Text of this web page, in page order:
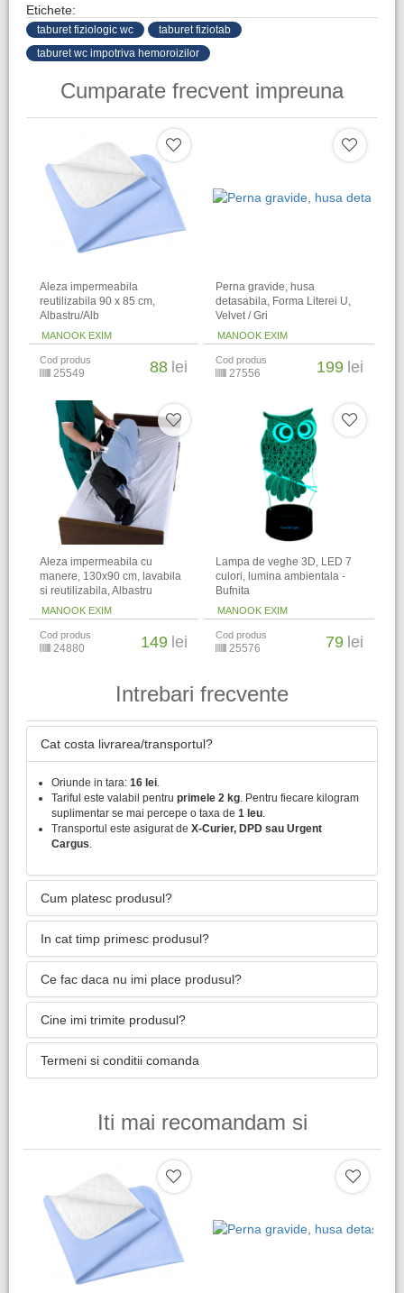
Etichete:
taburet fiziologic wc
taburet fiziotab
taburet wc impotriva hemoroizilor
Cumparate frecvent impreuna
Aleza impermeabila
reutilizabila 90 x 85 cm,
Albastru/Alb
MANOOK EXIM
Cod produs
25549 88 lei
Perna gravide, husa
detasabila, Forma Literei U,
Velvet / Gri
MANOOK EXIM
Cod produs
27556 199 lei
Aleza impermeabila cu
manere, 130x90 cm, lavabila
si reutilizabila, Albastru
MANOOK EXIM
Cod produs
24880 149 lei
Lampa de veghe 3D, LED 7
culori, lumina ambientala -
Bufnita
MANOOK EXIM
Cod produs
25576 79 lei
Intrebari frecvente
Cat costa livrarea/transportul?
Oriunde in tara: 16 lei
Tariful este valabil pentru primele 2 kg . Pentru fiecare kilogram
suplimentar se mai percepe o taxa de 1 leu
Transportul este asigurat de X-Curier, DPD sau Urgent
Cargus
Cum platesc produsul?
In cat timp primesc produsul?
Ce fac daca nu imi place produsul?
Cine imi trimite produsul?
Termeni si conditii comanda
Iti mai recomandam si